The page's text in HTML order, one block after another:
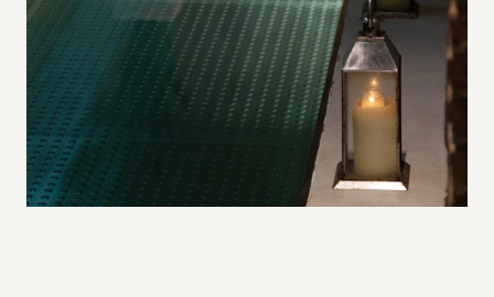
Suite
Gimnàs i Spa
Restaurant
Experiències